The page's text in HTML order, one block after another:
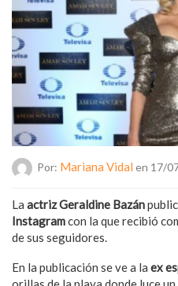
Por: Mariana Vidal en 17/
La actriz Geraldine Bazán
Instagramcon la que recibió
de sus seguidores.
En la publicación se ve a la ex